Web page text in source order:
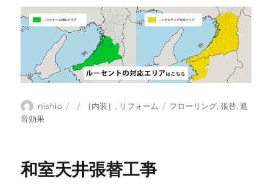
投
稿
nishio
投
カ［内装］, リフォーム
タ
フローリング,張替,遮
音効果
和室天井張替工亊